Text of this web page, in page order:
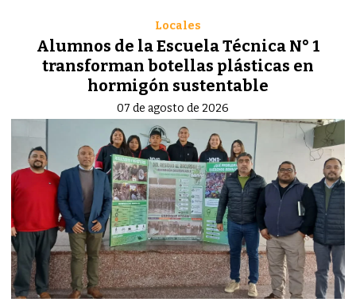
Alumnos de la Escuela Técnica N° 1
transforman botellas plásticas en
hormigón sustentable
Locales
07 de agosto de 2026